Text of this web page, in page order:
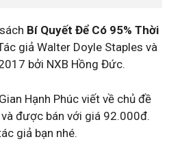
Bí Quyết Để Có 95% Thời
giả Walter Doyle Staples và
bởi NXB Hồng Đức.
Hạnh Phúc viết về chủ đề
được bán với giá 92.000đ.
giả bạn nhé.